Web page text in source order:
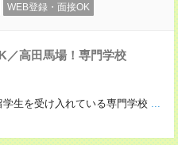
WEB登録・面接OK
／高田馬場！専門学校
生を受け入れている専門学校 ...